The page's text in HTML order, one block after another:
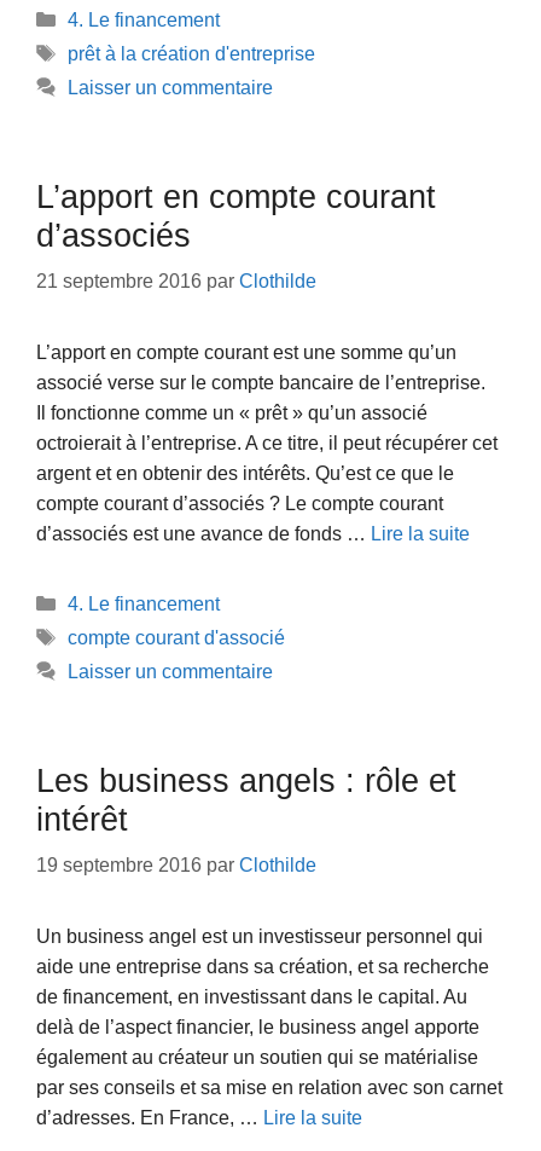
Catégories
4. Le financement
Étiquettes
prêt à la création d'entreprise
Laisser un commentaire
L’apport en compte courant
d’associés
21 septembre 2016 par Clothilde
L’apport en compte courant est une somme qu’un
associé verse sur le compte bancaire de l’entreprise.
Il fonctionne comme un « prêt » qu’un associé
octroierait à l’entreprise. A ce titre, il peut récupérer cet
argent et en obtenir des intérêts. Qu’est ce que le
compte courant d’associés ? Le compte courant
d’associés est une avance de fonds … Lire la suite
Catégories
4. Le financement
Étiquettes
compte courant d'associé
Laisser un commentaire
Les business angels : rôle et
intérêt
19 septembre 2016 par Clothilde
Un business angel est un investisseur personnel qui
aide une entreprise dans sa création, et sa recherche
de financement, en investissant dans le capital. Au
delà de l’aspect financier, le business angel apporte
également au créateur un soutien qui se matérialise
par ses conseils et sa mise en relation avec son carnet
d’adresses. En France, … Lire la suite